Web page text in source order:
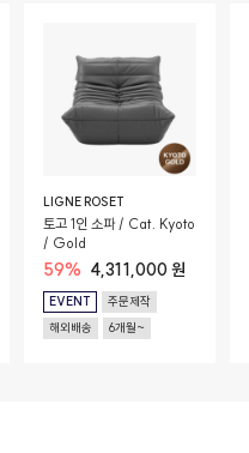
LIGNE ROSET
토고 1인 소파 / Cat. Kyoto
/ Gold
59% 4,311,000 원
EVENT
주문제작
해외배송
6개월~